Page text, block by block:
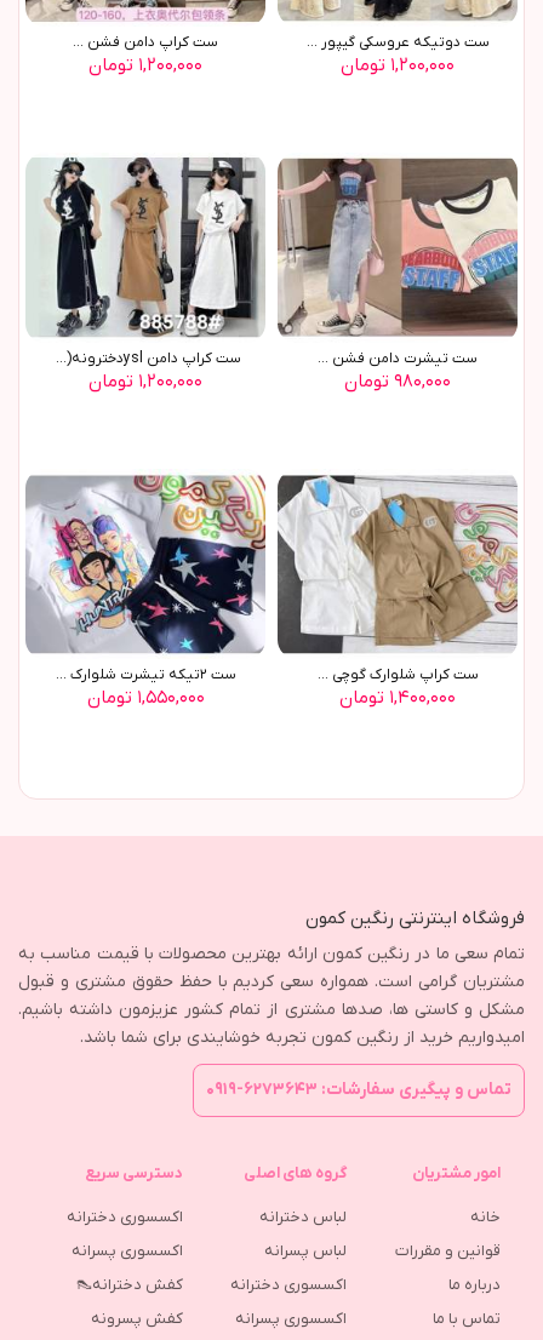
ست دوتیکه عروسکی گیپور ...
۱,۲۰۰,۰۰۰ تومان
ست کراپ دامن فشن ...
۱,۲۰۰,۰۰۰ تومان
ست تیشرت دامن فشن ...
۹۸۰,۰۰۰ تومان
ست کراپ دامن yslدخترونه(9744)
۱,۲۰۰,۰۰۰ تومان
ست کراپ شلوارک گوچی ...
۱,۴۰۰,۰۰۰ تومان
ست ٢تیکه تیشرت شلوارک ...
۱,۵۵۰,۰۰۰ تومان
فروشگاه اینترنتی رنگین کمون
تمام سعی ما در رنگین کمون ارائه بهترین محصولات با قیمت مناسب به
مشتریان گرامی است. همواره سعی کردیم با حفظ حقوق مشتری و قبول
مشکل و کاستی ها، صدها مشتری از تمام کشور عزیزمون داشته باشیم.
امیدواریم خرید از رنگین کمون تجربه خوشایندی برای شما باشد.
تماس و پیگیری سفارشات: ۶۲۷۳۶۴۳-۰۹۱۹
امور مشتریان
خانه
قوانین و مقررات
درباره ما
تماس با ما
گروه های اصلی
لباس دخترانه
لباس پسرانه
اکسسوری دخترانه
اکسسوری پسرانه
دسترسی سریع
اکسسوری دخترانه
اکسسوری پسرانه
کفش دخترانه👠
كفش پسرونه